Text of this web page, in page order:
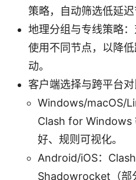
策略，自动筛选低延迟
地理分组与专线策略
使用不同节点，以降
动。
客户端选择与跨平台对
Windows/macOS/
Clash for Windows
好、规则可视化。
Android/iOS：
Shadowrocket（部